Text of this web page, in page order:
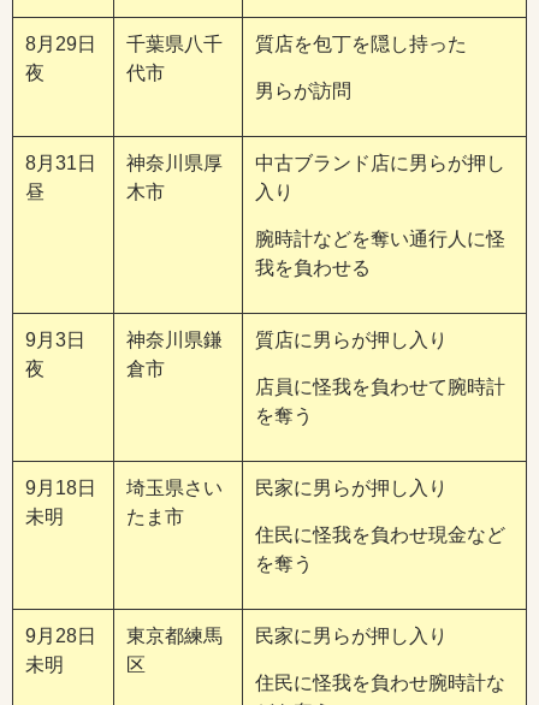
8月29日
夜
千葉県八千
代市
質店を包丁を隠し持った
男らが訪問
8月31日
昼
神奈川県厚
木市
中古ブランド店に男らが押し
入り
腕時計などを奪い通行人に怪
我を負わせる
9月3日
夜
神奈川県鎌
倉市
質店に男らが押し入り
店員に怪我を負わせて腕時計
を奪う
9月18日
未明
埼玉県さい
たま市
民家に男らが押し入り
住民に怪我を負わせ現金など
を奪う
9月28日
未明
東京都練馬
区
民家に男らが押し入り
住民に怪我を負わせ腕時計な